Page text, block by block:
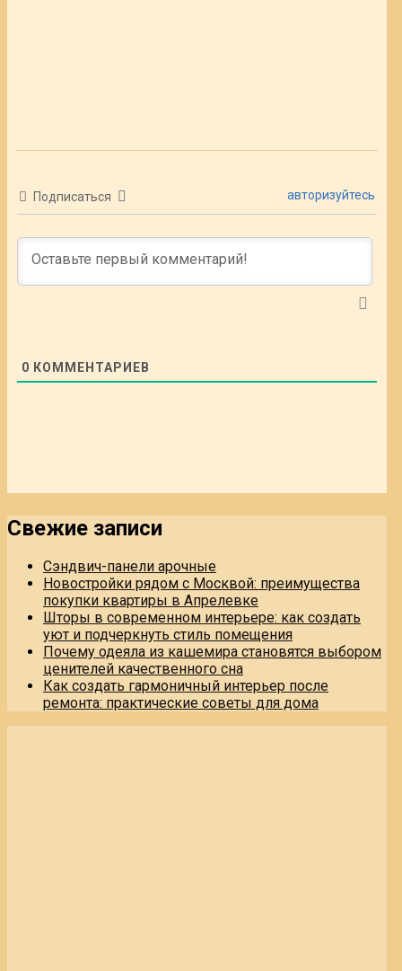
Подписаться авторизуйтесь
0 КОММЕНТАРИЕВ
Свежие записи
Сэндвич-панели арочные
Новостройки рядом с Москвой: преимущества
покупки квартиры в Апрелевке
Шторы в современном интерьере: как создать
уют и подчеркнуть стиль помещения
Почему одеяла из кашемира становятся выбором
ценителей качественного сна
Как создать гармоничный интерьер после
ремонта: практические советы для дома